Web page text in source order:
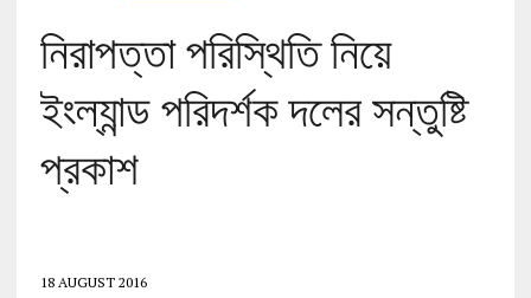
নিরাপত্তা পরিস্থিতি নিয়ে
ইংল্যান্ড পরিদর্শক দলের সন্তুষ্টি
প্রকাশ
18 AUGUST 2016